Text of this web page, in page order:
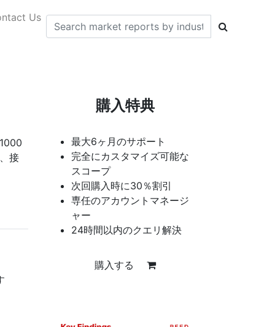
Us
接
購入特典
最大6ヶ月のサポート
完全にカスタマイズ可能な
スコープ
次回購入時に30％割引
専任のアカウントマネージ
ャー
24時間以内のクエリ解決
購入する